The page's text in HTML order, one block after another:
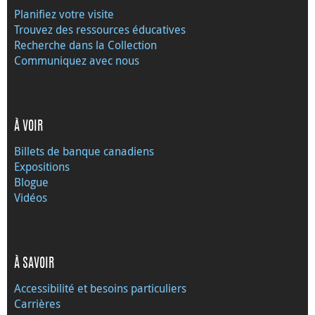
Planifiez votre visite
Trouvez des ressources éducatives
Recherche dans la Collection
Communiquez avec nous
À VOIR
Billets de banque canadiens
Expositions
Blogue
Vidéos
À SAVOIR
Accessibilité et besoins particuliers
Carrières